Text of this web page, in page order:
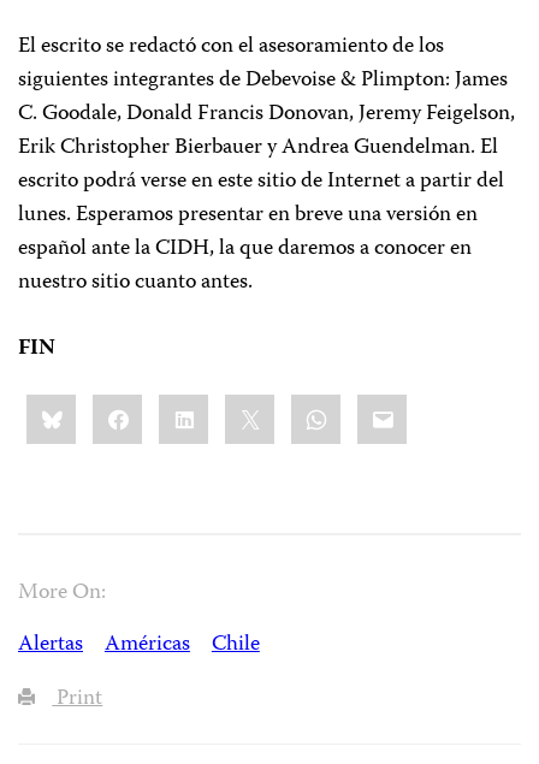
El escrito se redactó con el asesoramiento de los
siguientes integrantes de Debevoise & Plimpton: James
C. Goodale, Donald Francis Donovan, Jeremy Feigelson,
Erik Christopher Bierbauer y Andrea Guendelman. El
escrito podrá verse en este sitio de Internet a partir del
lunes. Esperamos presentar en breve una versión en
español ante la CIDH, la que daremos a conocer en
nuestro sitio cuanto antes.
FIN
Share
this:BlueskyFacebookLinkedIn WhatsApp
Email
More On:
Alertas
Américas
Chile
Print